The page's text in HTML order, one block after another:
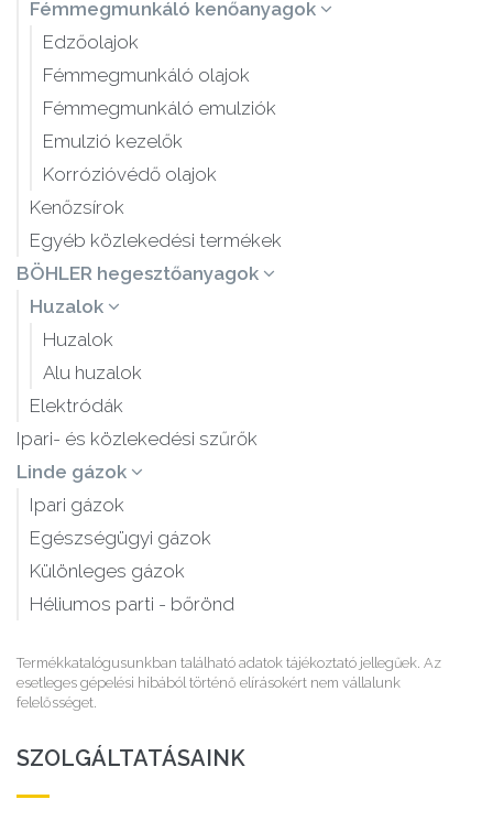
Fémmegmunkáló kenőanyagok
Edzőolajok
Fémmegmunkáló olajok
Fémmegmunkáló emulziók
Emulzió kezelők
Korrózióvédő olajok
Kenőzsírok
Egyéb közlekedési termékek
BÖHLER hegesztőanyagok
Huzalok
Huzalok
Alu huzalok
Elektródák
Ipari- és közlekedési szűrők
Linde gázok
Ipari gázok
Egészségügyi gázok
Különleges gázok
Héliumos parti - bőrönd
Termékkatalógusunkban található adatok tájékoztató jellegűek. Az
esetleges gépelési hibából történő elírásokért nem vállalunk
felelősséget.
SZOLGÁLTATÁSAINK